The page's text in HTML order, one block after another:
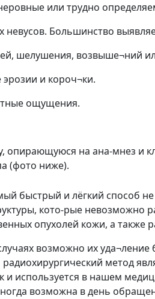
или трудно
Большинство
шелушения, возвыше¬ний
и короч¬ки.
ощущения.
опирающуюся на ана-мнез и
(фото ниже).
быстрый и лёгкий способ
кото-рые
опухолей кожи, а также
возможно их
метод
используется в нашем
возможна в день